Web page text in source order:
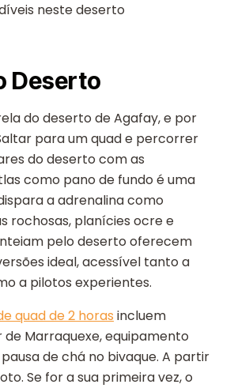
neste deserto
Deserto
do deserto de Agafay, e por
para um quad e percorrer
do deserto com as
como pano de fundo é uma
a adrenalina como
rochosas, planícies ocre e
pelo deserto oferecem
ideal, acessível tanto a
a pilotos experientes.
quad de 2 horas incluem
Marraquexe, equipamento
de chá no bivaque. A partir
Se for a sua primeira vez, o